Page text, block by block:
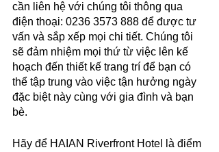
cần liên hệ với chúng tôi thông qua
điện thoại: 0236 3573 888 để được tư
vấn và sắp xếp mọi chi tiết. Chúng tôi
sẽ đảm nhiệm mọi thứ từ việc lên kế
hoạch đến thiết kế trang trí để bạn có
thể tập trung vào việc tận hưởng ngày
đặc biệt này cùng với gia đình và bạn
bè.
Hãy để HAIAN Riverfront Hotel là điểm